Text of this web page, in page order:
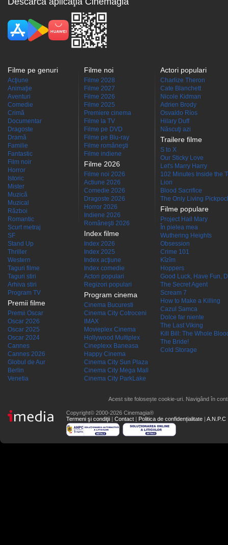
Filme pe genuri
Acţiune
Animaţie
Aventuri
Comedie
Crimă
Documentar
Dragoste
Dramă
Familie
Fantastic
Film noir
Horror
Istoric
Mister
Muzică
Muzical
Război
Romantic
Scurt metraj
SF
Stand Up
Thriller
Western
Taguri filme
Taguri stiri
Arhiva stiri
Program TV
Premii filme
Premii Oscar
Oscar 2026
Oscar 2025
Oscar 2024
Cannes
Cannes 2026
Globul de Aur
Berlin
Venetia
Filme noi
Filme 2028
Filme 2027
Filme 2026
Filme 2025
Premiere cinema
Filme la TV
Filme pe DVD
Filme pe Blu-ray
Filme româneşti
Filme indiene
Filme 2026
Filme noi 2026
Actiune 2026
Comedie 2026
Dragoste 2026
Horror 2026
Indiene 2026
Româneşti 2026
Index filme
Index 2026
Index 2025
Index acţiune
Index comedie
Actori populari
Regizori populari
Program cinema
Cinema Bucuresti
Cinema City Cotroceni
IMAX
Movieplex Cinema
Hollywood Multiplex
Cineplexx Baneasa
Happy Cinema
Cinema City Sun Plaza
Cinema City Mega Mall
Cinema City ParkLake
Actori populari
Charlize Theron
Cate Blanchett
Nicole Kidman
Adrien Brody
Osvaldo Ríos
Hilary Duff
Născuţi azi
Trailere filme
S to X
Our Sticky Love
Let's Marry Harry
102 Minutes Inside the
Lion
Blood Sacrifice
The Only Living
Filme populare
Project Hail Mary
În pielea mea
Wuthering Heights
Obsession
Crime 101
Kîzîm
Hoppers
Good Luck, Have Fun,
The Secret Agent
Scream 7
How to Make a Killing
Cazul Samca
Dolce far niente
The Last Viking
Kill Bill: The Whole
The Bride!
Cold Storage
Acest site folosește cookie-uri. Navigând în
Copyright© 2000-2026 Cinemagia®
Termeni şi condiţii | Contact | Politica de confidențialitate | A.N.P.C